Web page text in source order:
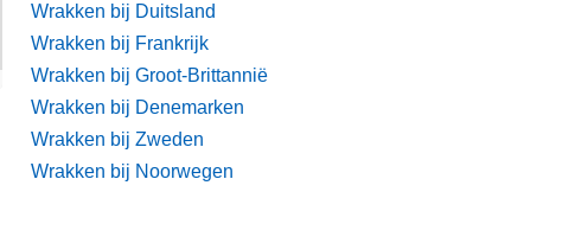
Wrakken bij Duitsland
Wrakken bij Frankrijk
Wrakken bij Groot-Brittannië
Wrakken bij Denemarken
Wrakken bij Zweden
Wrakken bij Noorwegen